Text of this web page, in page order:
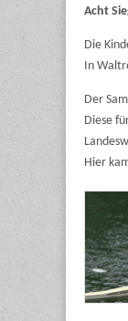
Acht
Die
In
Der
Diese
Hier